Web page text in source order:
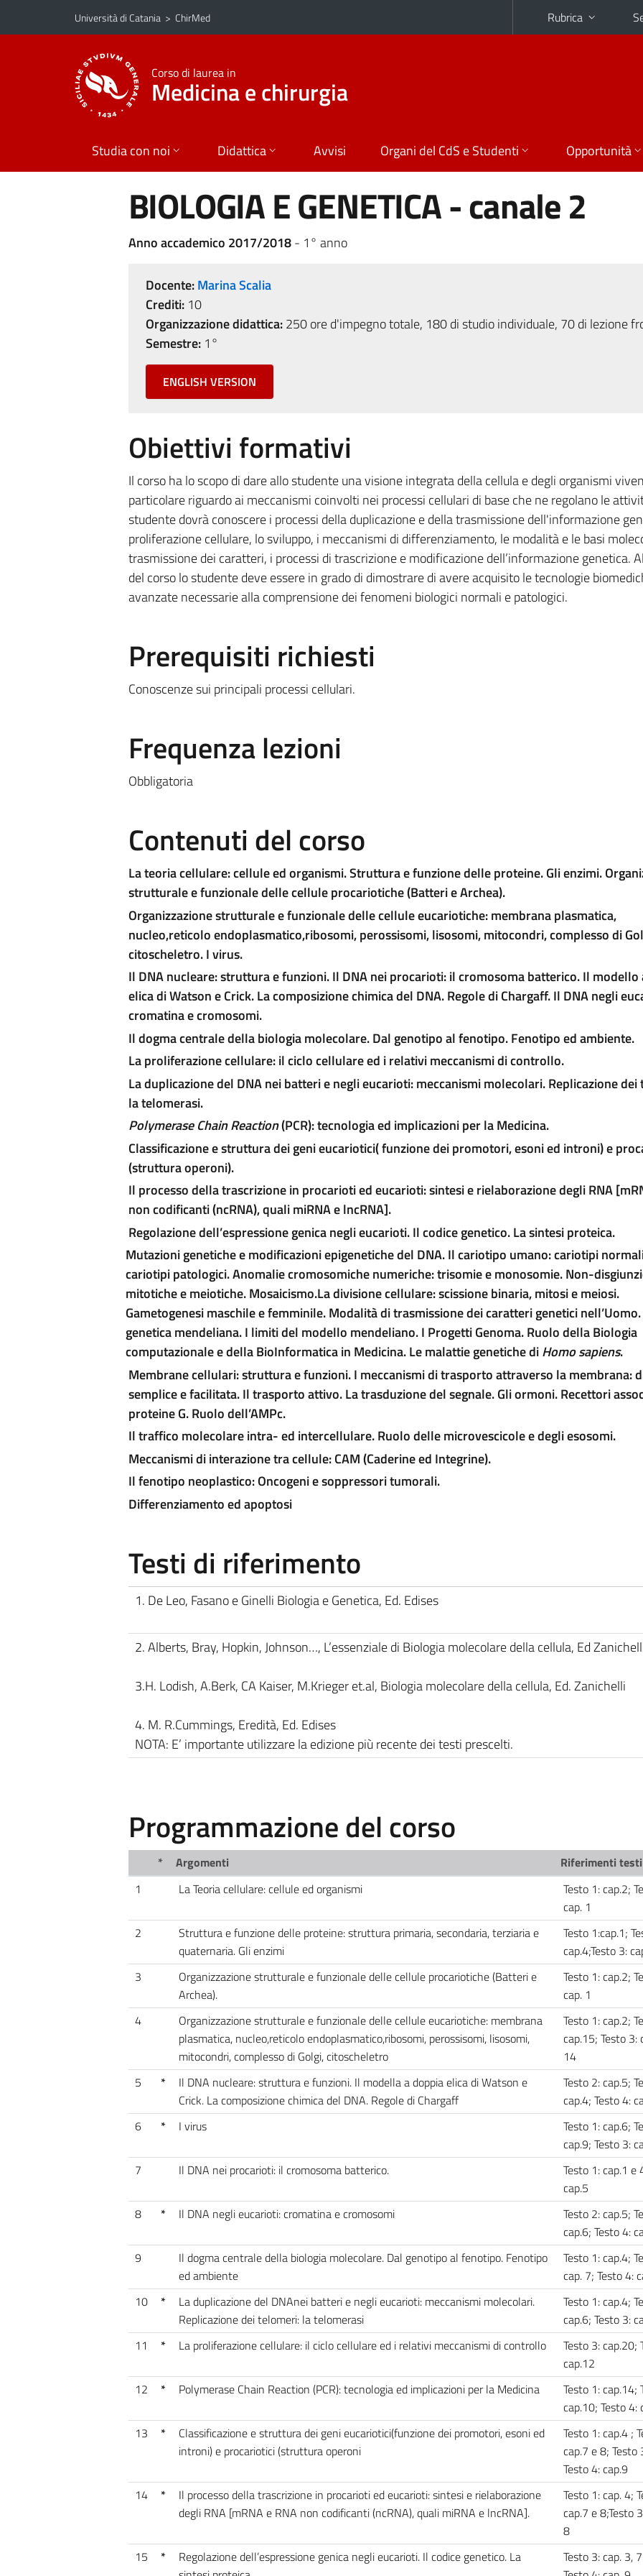
Vai al contenuto principale
Vai al menu di navigazione
Università di Catania > ChirMed Rubrica
Corso di laurea in
Medicina e chirurgia
Studia con noi Didattica Avvisi Organi del CdS e Studenti Opportunità
BIOLOGIA E GENETICA - canale 2
Anno accademico 2017/2018- 1° anno
Docente:Marina Scalia
Crediti:10
Organizzazione didattica:250 ore d'impegno totale, 180 di studio individuale, 70 di lezione
Semestre:1°
ENGLISH VERSION
Obiettivi formativi
Il corso ha lo scopo di dare allo studente una visione integrata della cellula e degli organismi
particolare riguardo ai meccanismi coinvolti nei processi cellulari di base che ne regolano le
studente dovrà conoscere i processi della duplicazione e della trasmissione dell'informazione
proliferazione cellulare, lo sviluppo, i meccanismi di differenziamento, le modalità e le basi
trasmissione dei caratteri, i processi di trascrizione e modificazione dell’informazione genetica.
del corso lo studente deve essere in grado di dimostrare di avere acquisito le tecnologie
avanzate necessarie alla comprensione dei fenomeni biologici normali e patologici.
Prerequisiti richiesti
Conoscenze sui principali processi cellulari.
Frequenza lezioni
Obbligatoria
Contenuti del corso
La teoria cellulare: cellule ed organismi. Struttura e funzione delle proteine. Gli enzimi.
strutturale e funzionale delle cellule procariotiche (Batteri e Archea).
Organizzazione strutturale e funzionale delle cellule eucariotiche: membrana plasmatica,
nucleo,reticolo endoplasmatico,ribosomi, perossisomi, lisosomi, mitocondri, complesso di
citoscheletro.I virus.
Il DNA nucleare: struttura e funzioni. Il DNA nei procarioti: il cromosoma batterico. Il modello
elica di Watson e Crick. La composizione chimica del DNA. Regole di Chargaff. Il DNA negli
cromatina e cromosomi.
Il dogma centrale della biologia molecolare. Dal genotipo al fenotipo. Fenotipo ed ambiente.
La proliferazione cellulare: il ciclo cellulare ed i relativi meccanismi di controllo.
La duplicazione del DNA nei batteri e negli eucarioti: meccanismi molecolari.Replicazione
la telomerasi.
Polymerase Chain Reaction(PCR): tecnologia ed implicazioni per la Medicina.
Classificazione e struttura dei geni eucariotici( funzione dei promotori, esoni ed introni) e
(struttura operoni).
Il processo della trascrizione in procarioti ed eucarioti: sintesi e rielaborazione degli RNA
non codificanti (ncRNA), quali miRNA e lncRNA].
Regolazione dell’espressione genica negli eucarioti.Il codice genetico. La sintesi proteica.
Mutazioni genetiche e modificazioni epigenetiche del DNA.Il cariotipo umano: cariotipi
cariotipi patologici. Anomalie cromosomiche numeriche: trisomie e monosomie. Non-
mitotiche e meiotiche. Mosaicismo.La divisione cellulare: scissione binaria, mitosi e meiosi.
Gametogenesi maschile e femminile. Modalità di trasmissione dei caratteri genetici
genetica mendeliana. I limiti del modello mendeliano. I Progetti Genoma. Ruolo della Biologia
computazionale e della BioInformatica in Medicina. Le malattie genetiche diHomo sapiens.
Membrane cellulari: struttura e funzioni.I meccanismi di trasporto attraverso la membrana:
semplice e facilitata. Il trasporto attivo. La trasduzione del segnale. Gli ormoni. Recettori
proteine G. Ruolo dell’AMPc.
Il traffico molecolare intra- ed intercellulare. Ruolo delle microvescicole e degli esosomi.
Meccanismi di interazione tra cellule: CAM (Caderine ed Integrine).
Il fenotipo neoplastico:Oncogeni e soppressori tumorali.
Differenziamento ed apoptosi
Testi di riferimento
1. De Leo, Fasano e Ginelli Biologia e Genetica, Ed. Edises
2. Alberts, Bray, Hopkin, Johnson…, L’essenziale di Biologia molecolare della cellula, Ed
3.H. Lodish, A.Berk, CA Kaiser, M.Krieger et.al, Biologia molecolare della cellula, Ed. Zanichelli
4. M. R.Cummings, Eredità, Ed. Edises
NOTA: E’ importante utilizzare la edizione più recente dei testi prescelti.
Programmazione del corso
* Argomenti
Riferimenti testi
1
La Teoria cellulare: cellule ed organismi
Testo 1: cap.2;
cap. 1
2
Struttura e funzione delle proteine: struttura primaria, secondaria, terziaria e
quaternaria. Gli enzimi
Testo 1:cap.1;
cap.4;Testo 3:
3
Organizzazione strutturale e funzionale delle cellule procariotiche (Batteri e
Archea).
Testo 1: cap.2;
cap. 1
4
Organizzazione strutturale e funzionale delle cellule eucariotiche: membrana
plasmatica, nucleo,reticolo endoplasmatico,ribosomi, perossisomi, lisosomi,
mitocondri, complesso di Golgi, citoscheletro
Testo 1: cap.2;
cap.15; Testo 3:
14
5
*
Il DNA nucleare: struttura e funzioni. Il modella a doppia elica di Watson e
Crick. La composizione chimica del DNA. Regole di Chargaff
Testo 2: cap.5;
cap.4; Testo 4:
6
* I virus
Testo 1: cap.6;
cap.9; Testo 3:
7
Il DNA nei procarioti: il cromosoma batterico.
Testo 1: cap.1 e
cap.5
8
* Il DNA negli eucarioti: cromatina e cromosomi
Testo 2: cap.5;
cap.6; Testo 4:
9
Il dogma centrale della biologia molecolare. Dal genotipo al fenotipo. Fenotipo
ed ambiente
Testo 1: cap.4;
cap. 7; Testo 4:
10
*
La duplicazione del DNAnei batteri e negli eucarioti: meccanismi molecolari.
Replicazione dei telomeri: la telomerasi
Testo 1: cap.4;
cap.6; Testo 3:
11
* La proliferazione cellulare: il ciclo cellulare ed i relativi meccanismi di controllo
Testo 3: cap.20;
cap.12
12
* Polymerase Chain Reaction (PCR): tecnologia ed implicazioni per la Medicina
Testo 1: cap.14;
cap.10; Testo 4:
13
*
Classificazione e struttura dei geni eucariotici(funzione dei promotori, esoni ed
introni) e procariotici (struttura operoni
Testo 1: cap.4 ;
cap.7 e 8; Testo
Testo 4: cap.9
14
*
Il processo della trascrizione in procarioti ed eucarioti: sintesi e rielaborazione
degli RNA [mRNA e RNA non codificanti (ncRNA), quali miRNA e lncRNA].
Testo 1: cap. 4;
cap.7 e 8;Testo
8
15
*
Regolazione dell’espressione genica negli eucarioti. Il codice genetico. La
Testo 3: cap. 3,